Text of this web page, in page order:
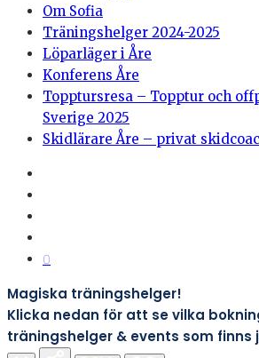
Om Sofia
Träningshelger 2024-2025
Löparläger i Åre
Konferens Åre
Topptursresa – Topptur och
Sverige 2025
Skidlärare Åre – privat
0
Magiska träningshelger!
Klicka nedan för att se vilka
träningshelger & events som finns